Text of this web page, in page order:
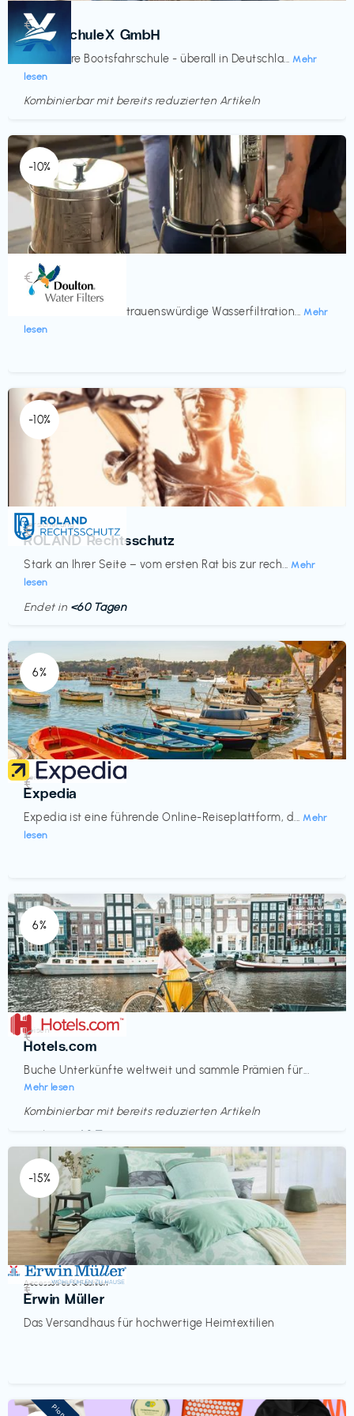
Kurse
BootsschuleX GmbH
Deine faire Bootsfahrschule - überall in Deutschla... Mehr
lesen
€‎
Kombinierbar mit bereits reduzierten Artikeln
-10%
Küche & Haushalt
Doulton
Seit 200 Jahren vertrauenswürdige Wasserfiltration... Mehr
lesen
€‎
-10%
Versicherung
ROLAND Rechtsschutz
Stark an Ihrer Seite – vom ersten Rat bis zur rech... Mehr
lesen
€‎
Endet in <60 Tagen
6%
Reisen
Expedia
Expedia ist eine führende Online-Reiseplattform, d... Mehr
lesen
€‎
6%
Reisen
Hotels.com
Buche Unterkünfte weltweit und sammle Prämien für...
Mehr lesen
€‎
Kombinierbar mit bereits reduzierten Artikeln
Endet in
<60 Tagen
-15%
Accessoires & Fashion
Erwin Müller
Das Versandhaus für hochwertige Heimtextilien
€‎